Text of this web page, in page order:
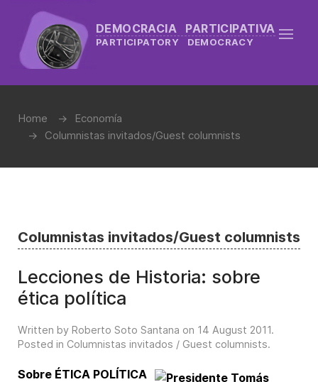
DEMOCRACIA PARTICIPATIVA
PARTICIPATORY DEMOCRACY
Home
Economía
Columnistas invitados/Guest columnists
Columnistas invitados/Guest columnists
Lecciones de Historia: sobre
ética política
Written by Roberto Soto Santana on 14 August 2011.
Posted in Columnistas invitados / Guest columnists.
Sobre ÉTICA POLÍTICA